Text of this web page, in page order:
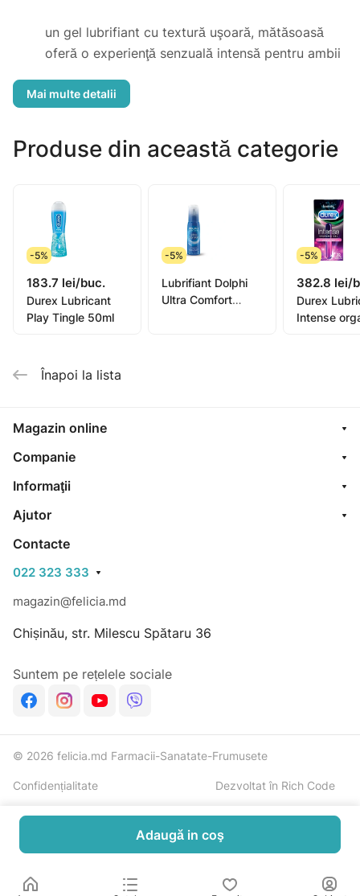
un gel lubrifiant cu textură uşoară, mătăsoasă
oferă o experienţă senzuală intensă pentru ambii
Conține un amestec de ingrediente special creat,
partener.
Lubrifianții Durex diminuează disconfortul
timp, o experienţă senzuală intensă pentru amândoi.
COMPATIBIL CU PREZERVATIVELE
Produse din această categorie
-5%
183.7 lei/buc.
Durex Lubricant
Play Tingle 50ml
-5%
Lubrifiant Dolphi
Ultra Comfort
-5%
382.8 lei/
Durex
Intense
Înapoi la lista
Magazin online
Companie
Informaţii
Ajutor
Contacte
022 323 333
magazin@felicia.md
Chișinău, str. Milescu Spătaru 36
Suntem pe rețelele sociale
© 2026 felicia.md Farmacii-Sanatate-Frumusete
Confidențialitate Dezvoltat în Rich Code
Adaugă in coş